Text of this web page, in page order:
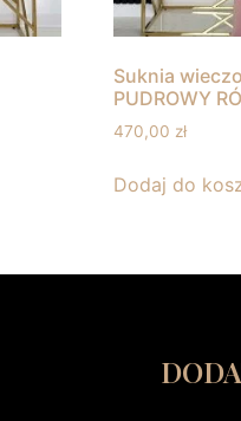
Suknia
PUDROWY
470,00 zł
Dodaj do